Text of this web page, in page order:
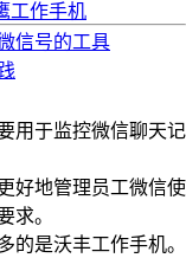
工作手机
信号的工具
用于监控微信聊天记
好地管理员工微信使
求。
的是沃丰工作手机。